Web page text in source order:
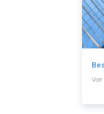
Voir